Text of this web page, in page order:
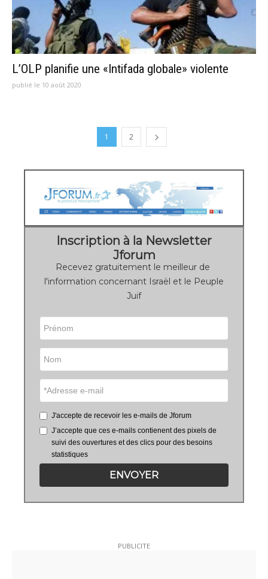
L’OLP planifie une «Intifada globale» violente
publié le 10 août 2020
1 2
Inscription à la Newsletter
Jforum
Recevez gratuitement le meilleur de
l'information concernant Israël et le Peuple
Juif
J'accepte de recevoir les e-mails de Jforum
J’accepte que ces e-mails contienent des pixels de
suivi des ouvertures et des clics pour des besoins
statistiques
ENVOYER